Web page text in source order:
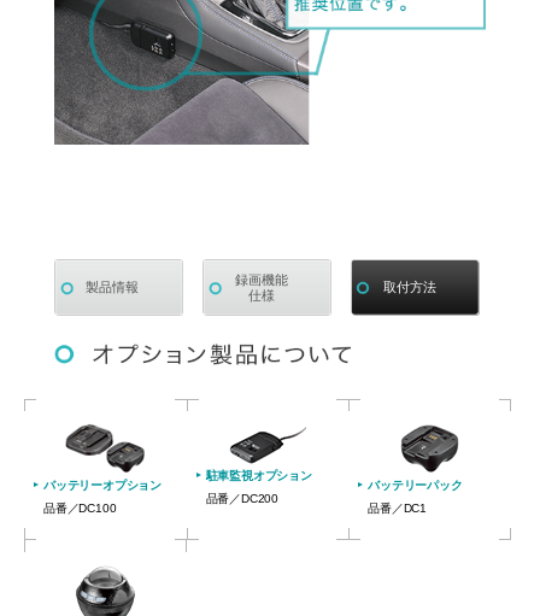
製品情報
録画機能
仕様
取付方法
バッテリーオプション
品番／DC100
駐車監視オプション
品番／DC200
バッテリーパック
品番／DC1